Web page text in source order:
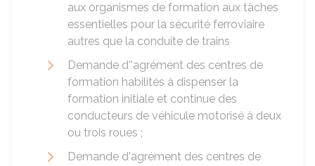
aux organismes de formation aux tâches
essentielles pour la sécurité ferroviaire
autres que la conduite de trains
Demande d''agrément des centres de
formation habilités à dispenser la
formation initiale et continue des
conducteurs de véhicule motorisé à deux
ou trois roues ;
Demande d'agrément des centres de